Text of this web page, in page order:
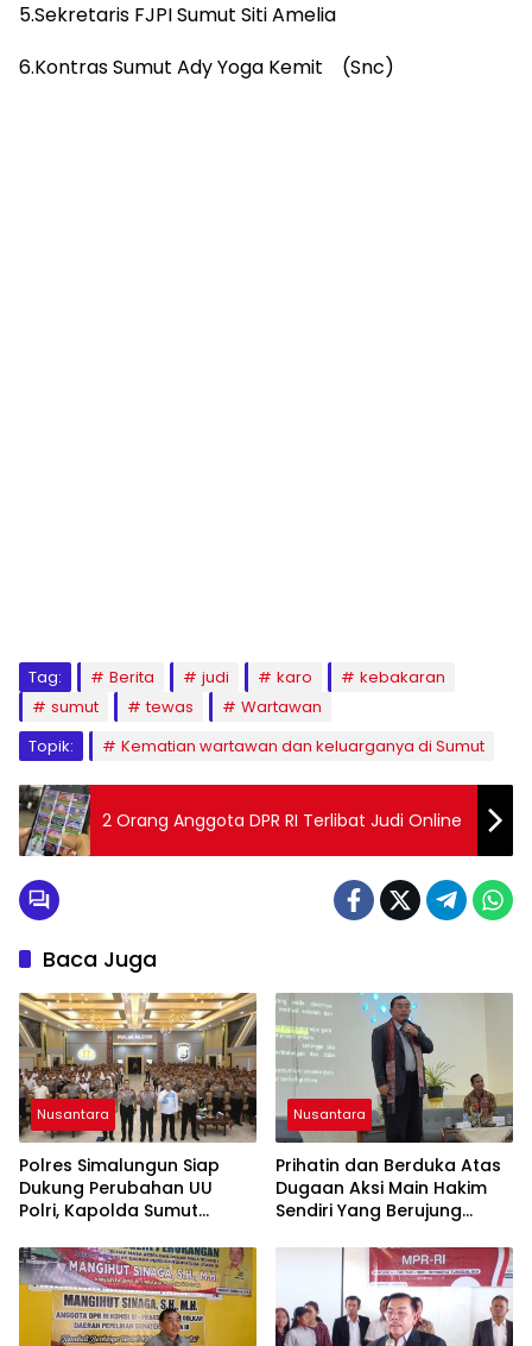
5.Sekretaris FJPI Sumut Siti Amelia
6.Kontras Sumut Ady Yoga Kemit (Snc)
Tag: Berita judi karo
kebakaran
sumut
tewas
Wartawan
Topik:
Kematian wartawan dan keluarganya di Sumut
2 Orang Anggota DPR RI Terlibat Judi Online
Baca Juga
Nusantara
Polres Simalungun Siap
Dukung Perubahan UU
Polri, Kapolda Sumut
Penguatan
Profesionalisme dan
Akuntabilitas Personel
Nusantara
Prihatin dan Berduka Atas
Dugaan Aksi Main Hakim
Sendiri Yang Berujung